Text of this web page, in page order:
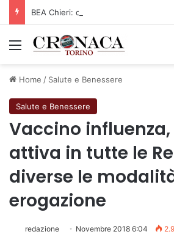
BEA Chieri: capitan Drame ancora in
Menu
Home / Salute e Benessere
Salute e Benessere
Vaccino
attiva in tutte le
diverse le
erogazione
redazione Novembre 2018 6:04